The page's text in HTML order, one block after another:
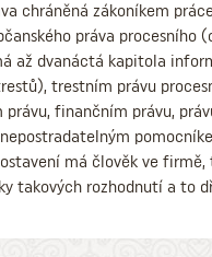
chráněná zákoníkem
práva procesního
až dvanáctá kapitola
trestním právu
finančním právu,
má člověk ve
takových rozhodnutí a to